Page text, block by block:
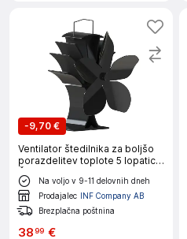
-9,70 €
Ventilator štedilnika za boljšo
porazdelitev toplote 5 lopatic
Črna
Na voljo v 9-11 delovnih dneh
Prodajalec INF Company AB
Brezplačna poštnina
3899 €